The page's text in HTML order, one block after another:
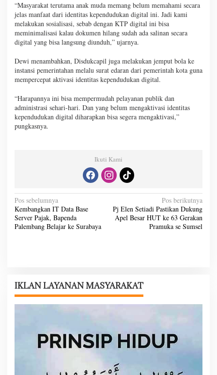
“Masyarakat terutama anak muda memang belum memahami secara
jelas manfaat dari identitas kependudukan digital ini. Jadi kami
melakukan sosialisasi, sebab dengan KTP digital ini bisa
meminimalisasi kalau dokumen hilang sudah ada salinan secara
digital yang bisa langsung diunduh,” ujarnya.
Dewi menambahkan, Disdukcapil juga melakukan jemput bola ke
instansi pemerintahan melalu surat edaran dari pemerintah kota guna
mempercepat aktivasi identitas kependudukan digital.
“Harapannya ini bisa mempermudah pelayanan publik dan
administrasi sehari-hari. Dan yang belum mengaktivasi identitas
kependudukan digital diharapkan bisa segera mengaktivasi,”
pungkasnya.
Ikuti Kami
N
a
v
s
i
Pos sebelumnya
Kembangkan IT Data Base
Server Pajak, Bapenda
Palembang Belajar ke Surabaya
Pos berikutnya
Pj Elen Setiadi Pastikan Dukung
Apel Besar HUT ke 63 Gerakan
Pramuka se Sumsel
IKLAN LAYANAN MASYARAKAT